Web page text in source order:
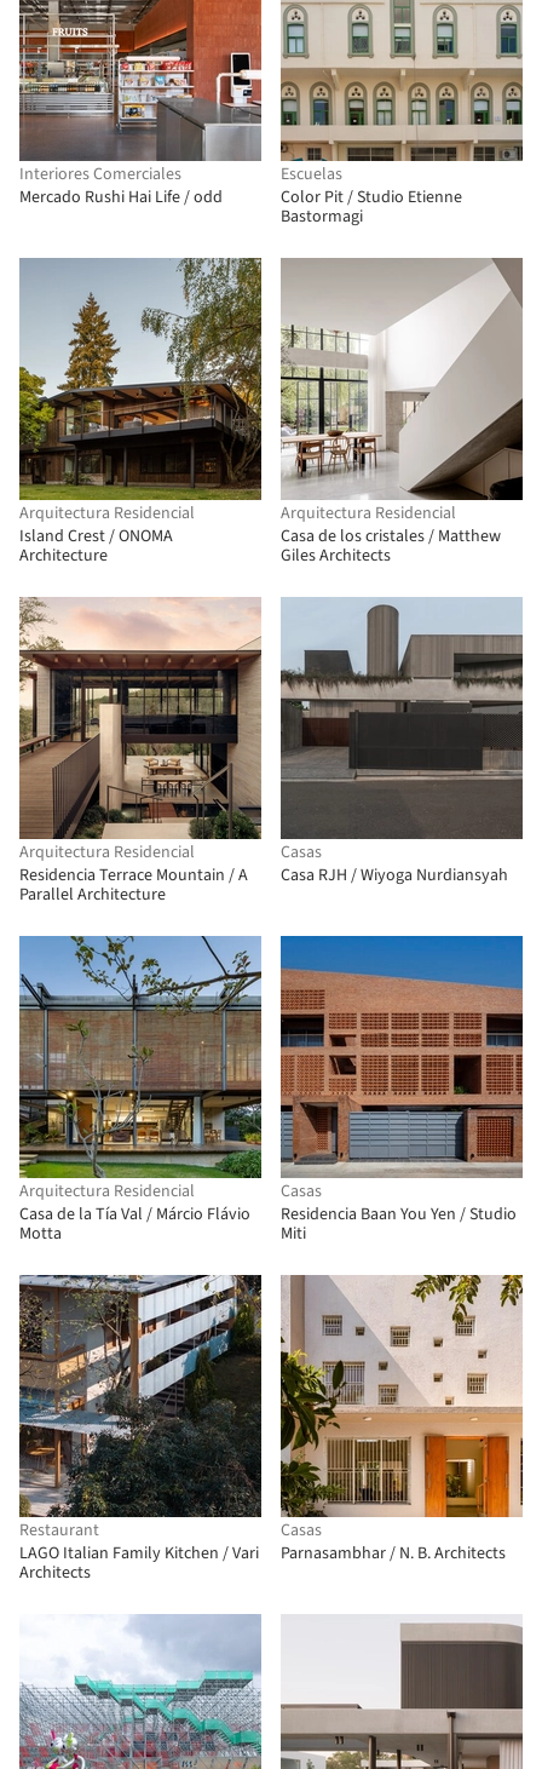
Interiores Comerciales
Mercado Rushi Hai Life / odd
Escuelas
Color Pit / Studio Etienne
Bastormagi
Arquitectura Residencial
Island Crest / ONOMA
Architecture
Arquitectura Residencial
Casa de los cristales / Matthew
Giles Architects
Arquitectura Residencial
Residencia Terrace Mountain / A
Parallel Architecture
Casas
Casa RJH / Wiyoga Nurdiansyah
Arquitectura Residencial
Casa de la Tía Val / Márcio Flávio
Motta
Casas
Residencia Baan You Yen / Studio
Miti
Restaurant
LAGO Italian Family Kitchen / Vari
Architects
Casas
Parnasambhar / N. B. Architects